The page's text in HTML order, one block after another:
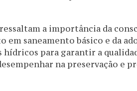
a importância da
em saneamento básico e da
hídricos para garantir a
na preservação e